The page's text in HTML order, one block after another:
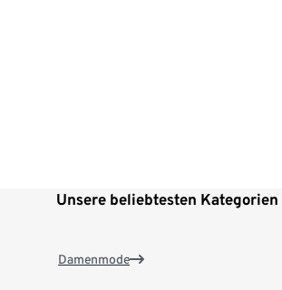
Unsere beliebtesten Kategorien
Damenmode